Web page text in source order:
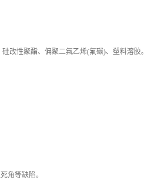
改性聚酯、偏聚二氟乙烯(氟碳)、塑料溶胶。
角等缺陷。